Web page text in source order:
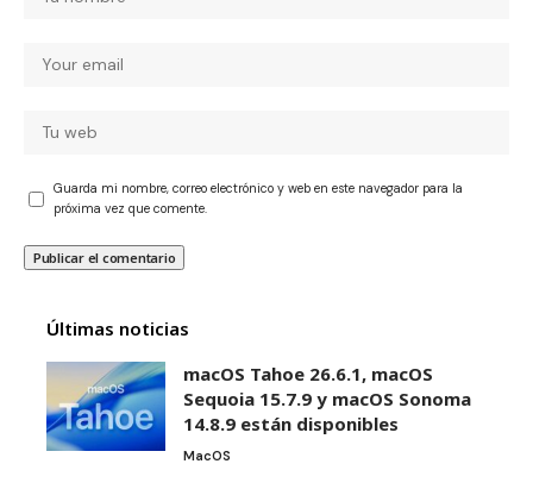
Guarda mi nombre, correo electrónico y web en este navegador para la
próxima vez que comente.
Últimas noticias
macOS Tahoe 26.6.1, macOS
Sequoia 15.7.9 y macOS Sonoma
14.8.9 están disponibles
MacOS